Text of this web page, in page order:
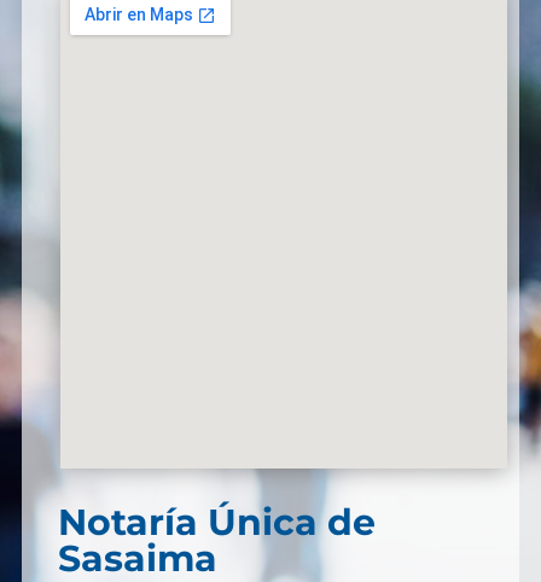
Notaría Única de
Sasaima